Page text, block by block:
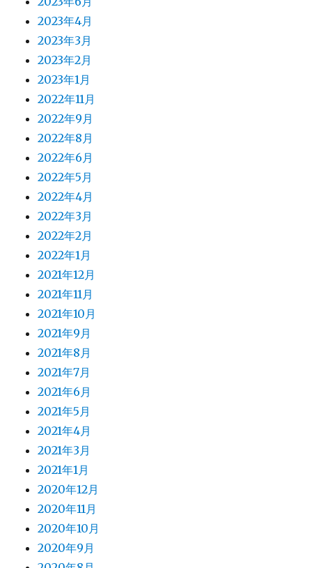
2023年4月
2023年3月
2023年2月
2023年1月
2022年11月
2022年9月
2022年8月
2022年6月
2022年5月
2022年4月
2022年3月
2022年2月
2022年1月
2021年12月
2021年11月
2021年10月
2021年9月
2021年8月
2021年7月
2021年6月
2021年5月
2021年4月
2021年3月
2021年1月
2020年12月
2020年11月
2020年10月
2020年9月